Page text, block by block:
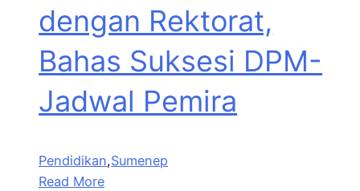
dengan Rektorat,
Bahas Suksesi DPM-
Jadwal Pemira
Pendidikan,Sumenep
Read More